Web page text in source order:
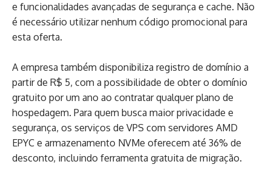
e funcionalidades avançadas de segurança e cache. Não
é necessário utilizar nenhum código promocional para
esta oferta.
A empresa também disponibiliza registro de domínio a
partir de R$ 5, com a possibilidade de obter o domínio
gratuito por um ano ao contratar qualquer plano de
hospedagem. Para quem busca maior privacidade e
segurança, os serviços de VPS com servidores AMD
EPYC e armazenamento NVMe oferecem até 36% de
desconto, incluindo ferramenta gratuita de migração.